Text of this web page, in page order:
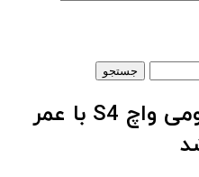
ساعت هوشمند شیائومی واچ S4 با عمر